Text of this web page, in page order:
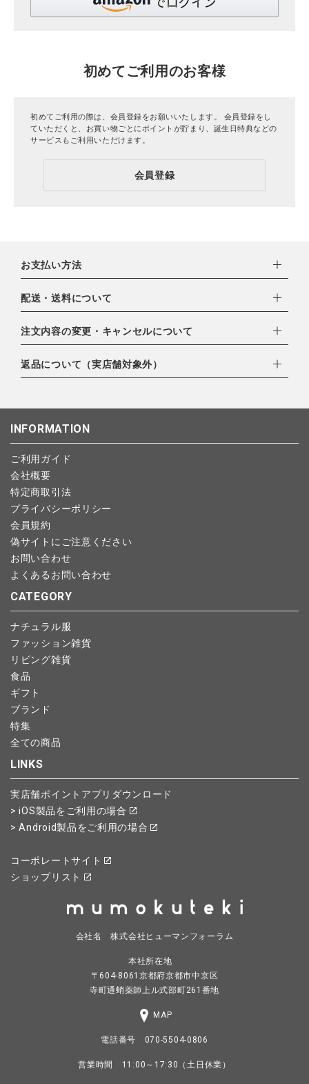
初めてご利用のお客様
初めてご利用の際は、会員登録をお願いいたします。 会員登録をし
ていただくと、お買い物ごとにポイントが貯まり、誕生日特典などの
サービスもご利用いただけます。
会員登録
お支払い方法
下記お支払い方法よりお選びいただけます。
・クレジットカード（VISA,mastercard,JCB,AMERICAN
EXPRESS,Diners Club）
・amazonペイメント
・楽天ペイ
・PayPay
配送・送料について
配達業者：日本郵便
北海道：1,400円
注文内容の変更・キャンセルについて
ご注文日当日から翌日のAM9:00までにご連絡頂いた場合はキャ
ンセルは可能です。
します。
予約商品など一部キャンセルが出来ない場合がございます。あら
かじめご了承ください。
返品について（実店舗対象外）
こちら よりご依頼ください。
INFORMATION
ご利用ガイド
会社概要
特定商取引法
プライバシーポリシー
会員規約
偽サイトにご注意ください
お問い合わせ
よくあるお問い合わせ
CATEGORY
ナチュラル服
ファッション雑貨
リビング雑貨
食品
ギフト
ブランド
特集
全ての商品
LINKS
実店舗ポイントアプリダウンロード
> iOS製品をご利用の場合
> Android製品をご利用の場合
コーポレートサイト
ショップリスト
会社名 株式会社ヒューマンフォーラム
本社所在地
〒604-8061京都府京都市中京区
寺町通蛸薬師上ル式部町261番地
MAP
電話番号 070-5504-0806
営業時間 11:00～17:30（土日休業）